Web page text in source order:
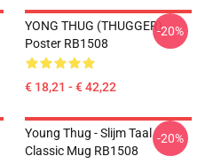
YONG THUG (THUGGER)
Poster RB1508
€ 18,21 - € 42,22
-20%
Young Thug - Slijm Taal
Classic Mug RB1508
-20%